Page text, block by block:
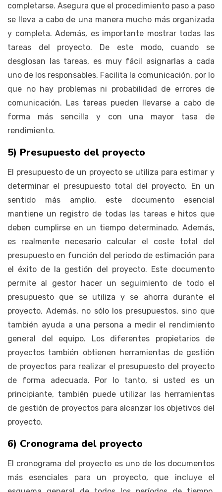
completarse. Asegura que el procedimiento paso a paso
se lleva a cabo de una manera mucho más organizada
y completa. Además, es importante mostrar todas las
tareas del proyecto. De este modo, cuando se
desglosan las tareas, es muy fácil asignarlas a cada
uno de los responsables. Facilita la comunicación, por lo
que no hay problemas ni probabilidad de errores de
comunicación. Las tareas pueden llevarse a cabo de
forma más sencilla y con una mayor tasa de
rendimiento.
5) Presupuesto del proyecto
El presupuesto de un proyecto se utiliza para estimar y
determinar el presupuesto total del proyecto. En un
sentido más amplio, este documento esencial
mantiene un registro de todas las tareas e hitos que
deben cumplirse en un tiempo determinado. Además,
es realmente necesario calcular el coste total del
presupuesto en función del periodo de estimación para
el éxito de la gestión del proyecto. Este documento
permite al gestor hacer un seguimiento de todo el
presupuesto que se utiliza y se ahorra durante el
proyecto. Además, no sólo los presupuestos, sino que
también ayuda a una persona a medir el rendimiento
general del equipo. Los diferentes propietarios de
proyectos también obtienen herramientas de gestión
de proyectos para realizar el presupuesto del proyecto
de forma adecuada. Por lo tanto, si usted es un
principiante, también puede utilizar las herramientas
de gestión de proyectos para alcanzar los objetivos del
proyecto.
6) Cronograma del proyecto
El cronograma del proyecto es uno de los documentos
más esenciales para un proyecto, que incluye el